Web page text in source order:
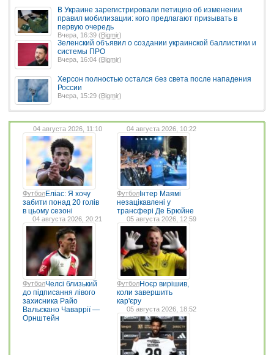
В Украине зарегистрировали петицию об изменении
правил мобилизации: кого предлагают призывать в
первую очередь
Вчера, 16:39 (Bigmir)
Зеленский объявил о создании украинской баллистики и
системы ПРО
Вчера, 16:04 (Bigmir)
Херсон полностью остался без света после нападения
России
Вчера, 15:29 (Bigmir)
04 августа 2026, 11:10
ФутболЕліас: Я хочу
забити понад 20 голів
в цьому сезоні
04 августа 2026, 10:22
Футбол Інтер Маямі
незацікавлені у
трансфері Де Брюйне
04 августа 2026, 20:21
ФутболЧелсі близький
до підписання лівого
захисника Райо
Вальєкано Чаваррії —
Орнштейн
05 августа 2026, 12:59
ФутболНоєр вирішив,
коли завершить
кар'єру
05 августа 2026, 18:52